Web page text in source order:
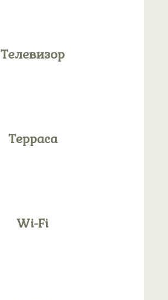
Телевизор
Терраса
Wi-Fi